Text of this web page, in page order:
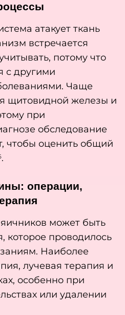
атакует ткань
встречается
потому что
с другими
Чаще
щитовидной железы и
при
обследование
чтобы оценить общий
.
операции,
может быть
которое проводилось
Наиболее
лучевая терапия и
особенно при
или удалении